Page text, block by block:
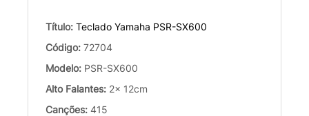
Título: Teclado Yamaha PSR-SX600
Código: 72704
Modelo: PSR-SX600
Alto Falantes: 2x 12cm
Canções: 415